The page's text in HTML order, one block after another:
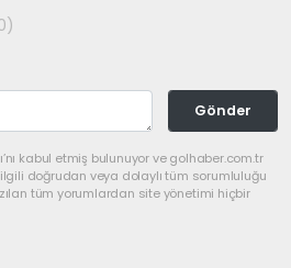
Gönder
kabul etmiş bulunuyor ve golhaber.com.tr
ilgili doğrudan veya dolaylı tüm sorumluluğu
tüm yorumlardan site yönetimi hiçbir